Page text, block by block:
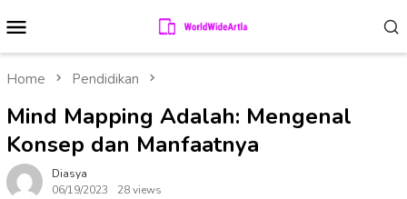
to
contentMenu
Home Pendidikan
Mind Mapping Adalah: Mengenal
Konsep dan Manfaatnya
Diasya
06/19/2023
28 views